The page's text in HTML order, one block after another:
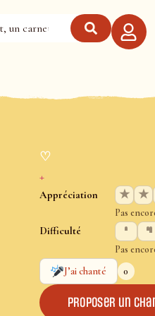
♡
+
Appréciation ★ ★
Pas
Difficulté
Pas
J’ai chanté
0
Proposer un